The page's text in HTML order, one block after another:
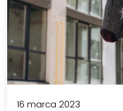
16 marca 2023